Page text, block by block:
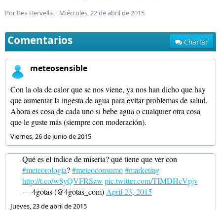
Por Bea Hervella | Miércoles, 22 de abril de 2015
Comentarios Charlar
meteosensible
Con la ola de calor que se nos viene, ya nos han dicho que hay
que aumentar la ingesta de agua para evitar problemas de salud.
Ahora es cosa de cada uno si bebe agua o cualquier otra cosa
que le guste más (siempre con moderación).
Viernes, 26 de junio de 2015
Qué es el índice de miseria? qué tiene que ver con
#meteorología?#meteoconsumo#marketing
http://t.co/w8yQVFRSzw pic.twitter.com/TIMDHcVpjv
— 4gotas (@4gotas_com)April 23, 2015
Jueves, 23 de abril de 2015